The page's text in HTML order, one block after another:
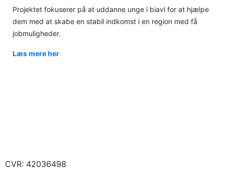
Projektet fokuserer på at uddanne unge i biavl for at hjælpe
dem med at skabe en stabil indkomst i en region med få
jobmuligheder.
Læs mere her
CVR: 42036498